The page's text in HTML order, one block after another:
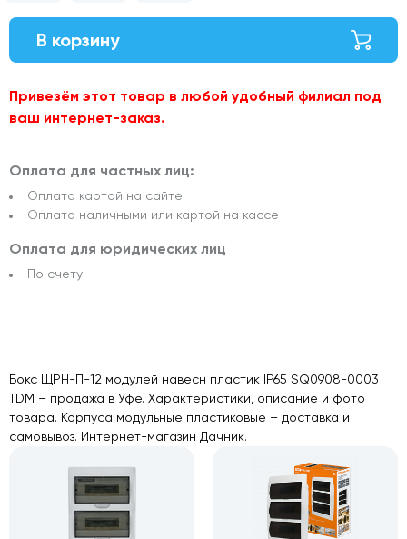
В корзину
Привезём этот товар в любой удобный филиал под
ваш интернет-заказ.
Оплата для частных лиц:
Оплата картой на сайте
Оплата наличными или картой на кассе
Оплата для юридических лиц
По счету
Бокс ЩРН-П-12 модулей навесн пластик IP65 SQ0908-0003
TDM – продажа в Уфе. Характеристики, описание и фото
товара. Корпуса модульные пластиковые – доставка и
самовывоз. Интернет-магазин Дачник.